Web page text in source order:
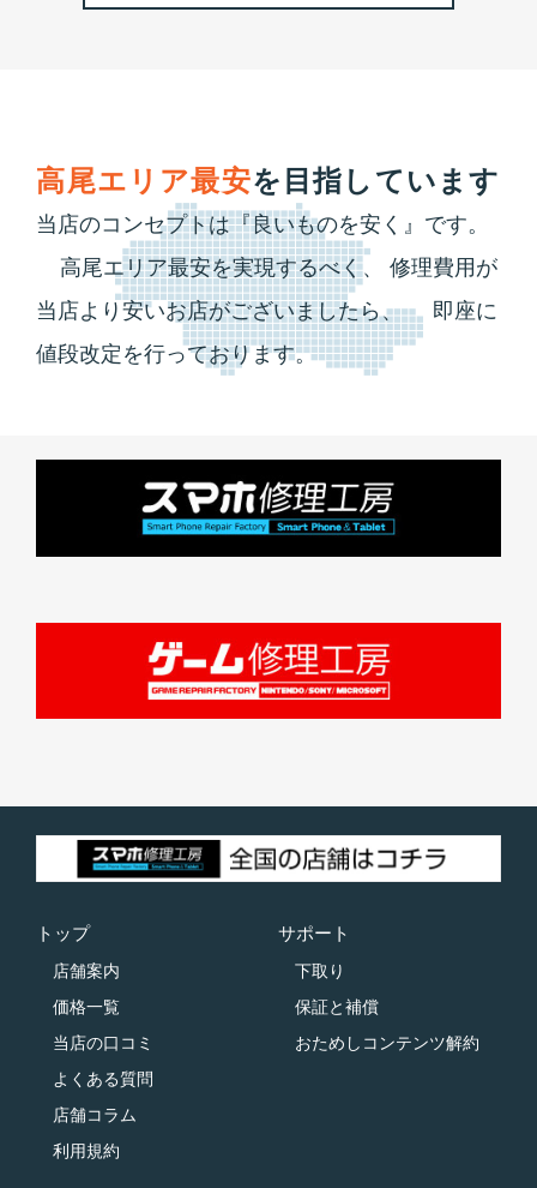
高尾エリア最安を目指しています
当店のコンセプトは『良いものを安く』です。
高尾エリア最安を実現するべく、
修理費用が
当店より安いお店がございましたら、即座に
値段改定を行っております。
トップ
店舗案内
価格一覧
当店の口コミ
よくある質問
店舗コラム
利用規約
サポート
下取り
保証と補償
おためしコンテンツ解約